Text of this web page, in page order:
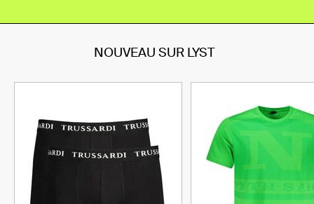
NOUVEAU SUR LYST